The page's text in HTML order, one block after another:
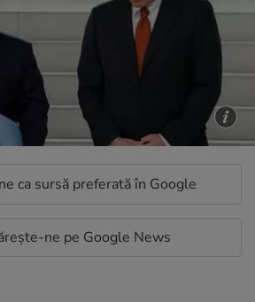
ca sursă preferată în Google
ne pe Google News